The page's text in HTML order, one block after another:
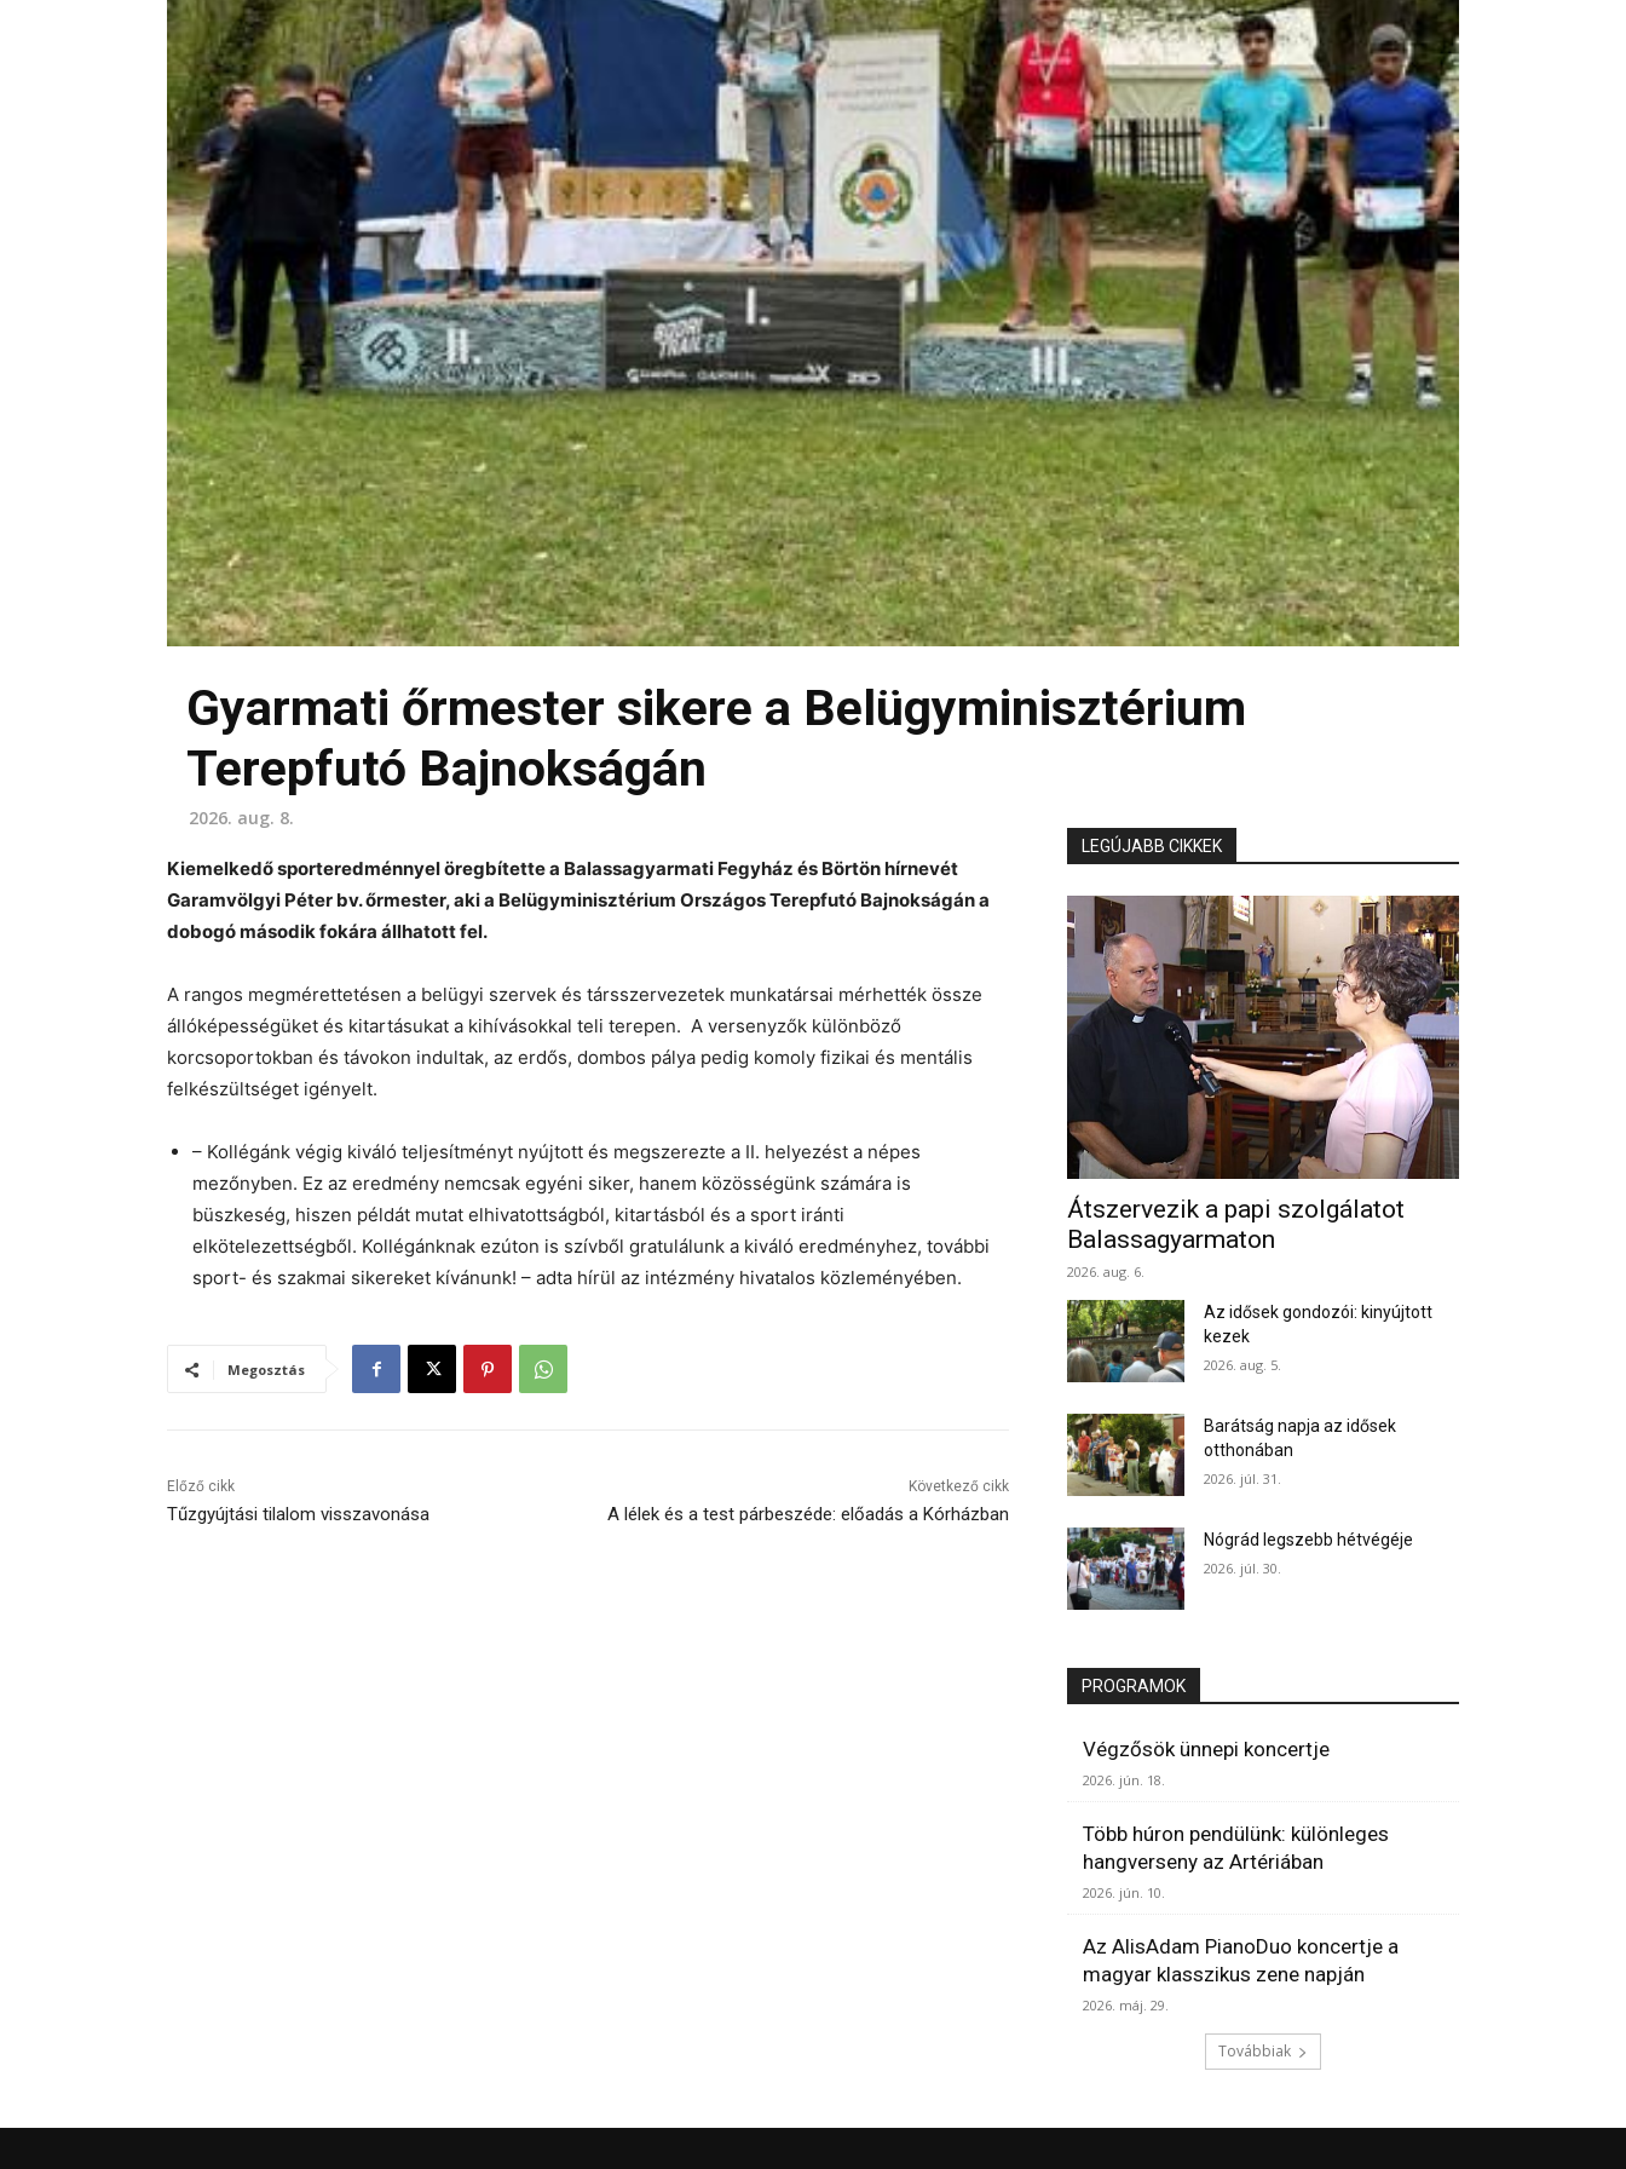
Gyarmati őrmester sikere a Belügyminisztérium
Terepfutó Bajnokságán
2026. aug. 8.
Kiemelkedő sporteredménnyel öregbítette a Balassagyarmati Fegyház és Börtön hírnevét
Garamvölgyi Péter bv. őrmester, aki a Belügyminisztérium Országos Terepfutó Bajnokságán a
dobogó második fokára állhatott fel.
A rangos megmérettetésen a belügyi szervek és társszervezetek munkatársai mérhették össze
állóképességüket és kitartásukat a kihívásokkal teli terepen. A versenyzők különböző
korcsoportokban és távokon indultak, az erdős, dombos pálya pedig komoly fizikai és mentális
felkészültséget igényelt.
– Kollégánk végig kiváló teljesítményt nyújtott és megszerezte a II. helyezést a népes
mezőnyben. Ez az eredmény nemcsak egyéni siker, hanem közösségünk számára is
büszkeség, hiszen példát mutat elhivatottságból, kitartásból és a sport iránti
elkötelezettségből. Kollégánknak ezúton is szívből gratulálunk a kiváló eredményhez, további
sport- és szakmai sikereket kívánunk! – adta hírül az intézmény hivatalos közleményében.
Megosztás
Előző cikk
Tűzgyújtási tilalom visszavonása
Következő cikk
A lélek és a test párbeszéde: előadás a Kórházban
LEGÚJABB CIKKEK
Átszervezik a papi szolgálatot
Balassagyarmaton
2026. aug. 6.
Az idősek gondozói: kinyújtott
kezek
2026. aug. 5.
Barátság napja az idősek
otthonában
2026. júl. 31.
Nógrád legszebb hétvégéje
2026. júl. 30.
PROGRAMOK
Végzősök ünnepi koncertje
2026. jún. 18.
Több húron pendülünk: különleges
hangverseny az Artériában
2026. jún. 10.
Az AlisAdam PianoDuo koncertje a
magyar klasszikus zene napján
2026. máj. 29.
Továbbiak